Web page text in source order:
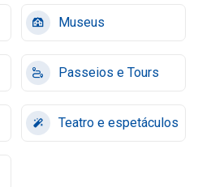
Museus
Passeios e Tours
Teatro e espetáculos